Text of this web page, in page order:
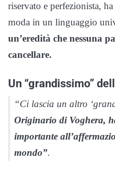
riservato e perfezionista,
moda in un linguaggio
un’eredità che nessuna
cancellare.
Un “grandissimo”
“Ci lascia un altro
Originario di Voghera,
importante
mondo”.